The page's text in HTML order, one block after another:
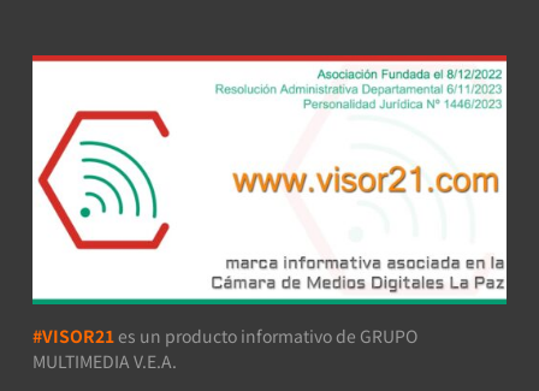
#VISOR21 es un producto informativo de GRUPO
MULTIMEDIA V.E.A.